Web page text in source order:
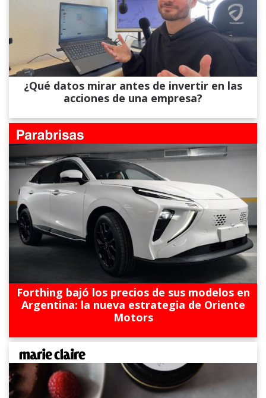
¿Qué datos mirar antes de invertir en las
acciones de una empresa?
Forthing bajó los precios de sus modelos en
Argentina: la nueva estrategia de Oriente
Motors